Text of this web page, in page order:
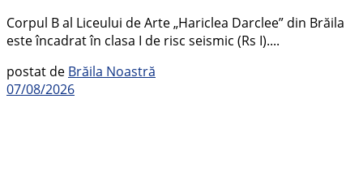
Corpul B al Liceului de Arte „Hariclea Darclee” din Brăila
este încadrat în clasa I de risc seismic (Rs I)....
postat de Brăila Noastră
07/08/2026